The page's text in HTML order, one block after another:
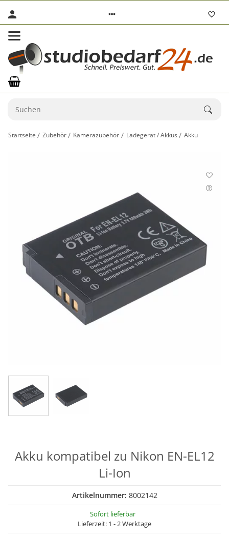
Startseite Zubehör Kamerazubehör Ladegerät / Akkus Akku
Akku kompatibel zu Nikon EN-EL12
Li-Ion
Artikelnummer: 8002142
Sofort lieferbar
Lieferzeit: 1 - 2 Werktage